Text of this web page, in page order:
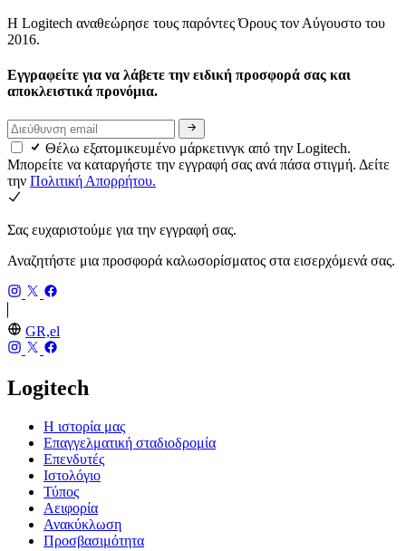
Η Logitech αναθεώρησε τους παρόντες Όρους τον Αύγουστο του
2016.
Εγγραφείτε για να λάβετε την ειδική προσφορά σας και
αποκλειστικά προνόμια.
Θέλω εξατομικευμένο μάρκετινγκ από την Logitech.
Μπορείτε να καταργήστε την εγγραφή σας ανά πάσα στιγμή. Δείτε
την Πολιτική Απορρήτου.
Σας ευχαριστούμε για την εγγραφή σας.
Αναζητήστε μια προσφορά καλωσορίσματος στα εισερχόμενά σας.
GR,el
Logitech
Η ιστορία μας
Επαγγελματική σταδιοδρομία
Επενδυτές
Ιστολόγιο
Τύπος
Αειφορία
Ανακύκλωση
Προσβασιμότητα